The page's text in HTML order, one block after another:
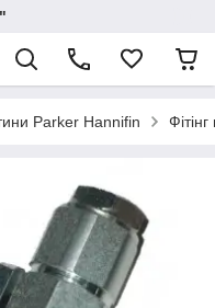
Parker Hannifin